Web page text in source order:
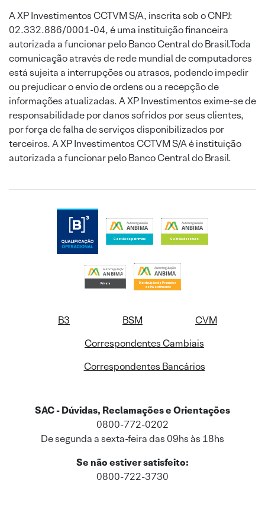
A XP Investimentos CCTVM S/A, inscrita sob o CNPJ:
02.332.886/0001-04, é uma instituição financeira
autorizada a funcionar pelo Banco Central do Brasil.Toda
comunicação através de rede mundial de computadores
está sujeita a interrupções ou atrasos, podendo impedir
ou prejudicar o envio de ordens ou a recepção de
informações atualizadas. A XP Investimentos exime-se de
responsabilidade por danos sofridos por seus clientes,
por força de falha de serviços disponibilizados por
terceiros. A XP Investimentos CCTVM S/A é instituição
autorizada a funcionar pelo Banco Central do Brasil.
B3 BSM
CVM
Correspondentes Cambiais
Correspondentes Bancários
SAC - Dúvidas, Reclamações e Orientações
0800-772-0202
De segunda a sexta-feira das 09hs às 18hs
Se não estiver satisfeito:
0800-722-3730